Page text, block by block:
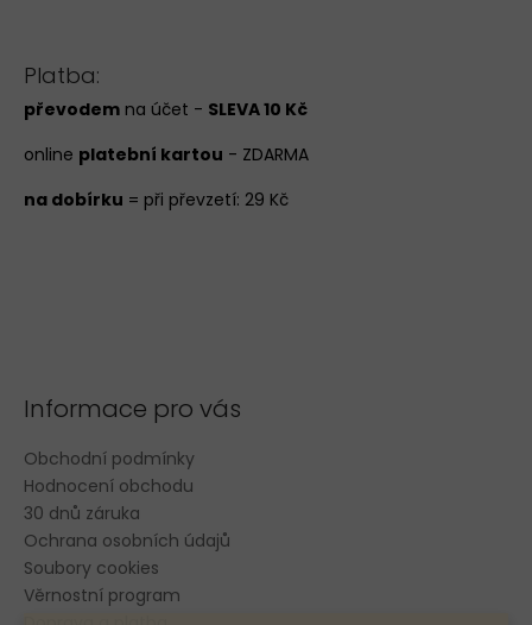
Platba:
převodem na účet - SLEVA 10 Kč
online platební kartou - ZDARMA
na dobírku = při převzetí: 29 Kč
Informace pro vás
Obchodní podmínky
Hodnocení obchodu
30 dnů záruka
Ochrana osobních údajů
Soubory cookies
Věrnostní program